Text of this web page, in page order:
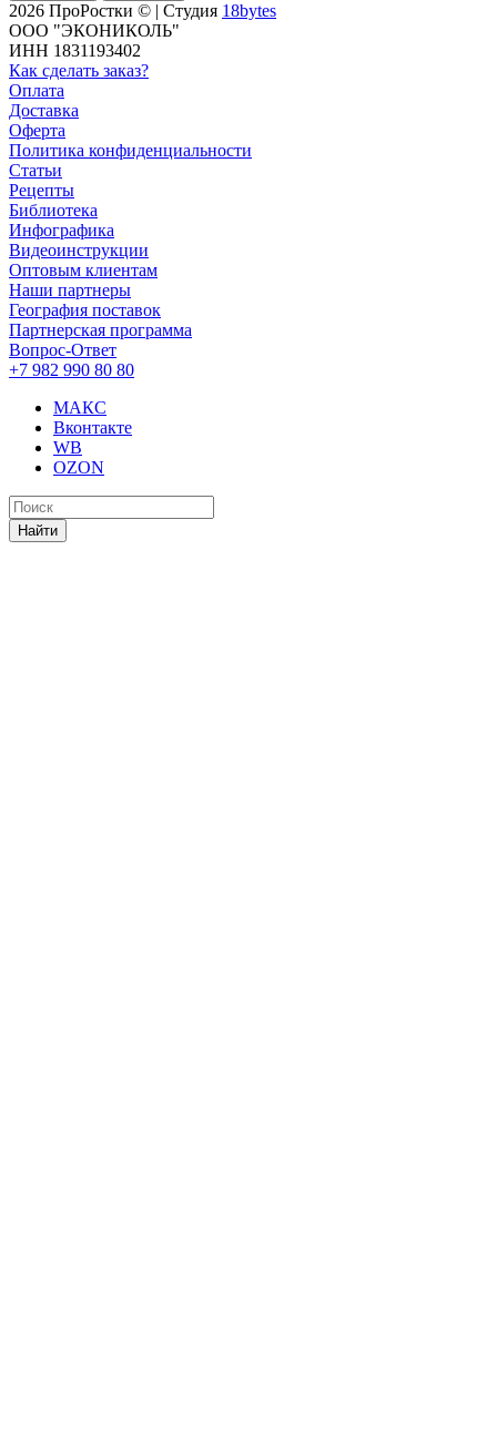
2026 ПроРостки © | Студия 18bytes
ООО "ЭКОНИКОЛЬ"
ИНН 1831193402
Как сделать заказ?
Оплата
Доставка
Оферта
Политика конфиденциальности
Статьи
Рецепты
Библиотека
Инфографика
Видеоинструкции
Оптовым клиентам
Наши партнеры
География поставок
Партнерская программа
Вопрос-Ответ
+7 982 990 80 80
МАКС
Вконтакте
WB
OZON
Найти